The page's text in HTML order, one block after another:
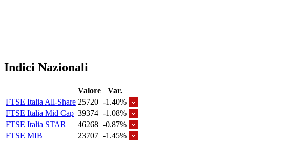
Indici Nazionali
Valore
Var.
FTSE Italia All-Share 25720 -1.40%
FTSE Italia Mid Cap 39374 -1.08%
FTSE Italia STAR
46268 -0.87%
FTSE MIB
23707 -1.45%